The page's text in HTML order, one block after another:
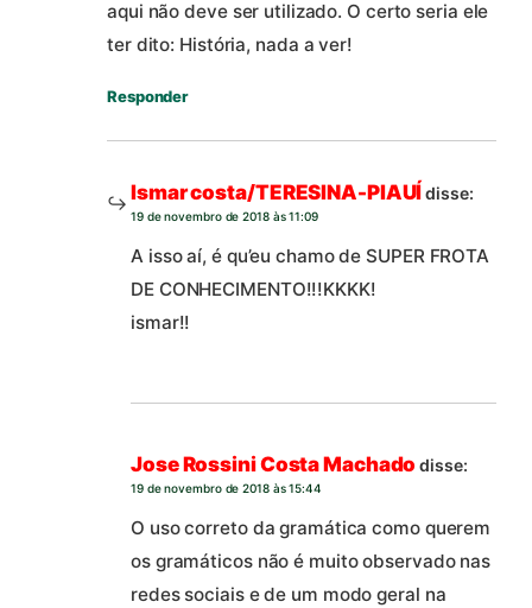
aqui não deve ser utilizado. O certo seria ele
ter dito: História, nada a ver!
Responder
Ismar costa/TERESINA-PIAUÍdisse:
19 de novembro de 2018 às 11:09
A isso aí, é qu’eu chamo de SUPER FROTA
DE CONHECIMENTO!!!KKKK!
ismar!!
Jose Rossini Costa Machado disse:
19 de novembro de 2018 às 15:44
O uso correto da gramática como querem
os gramáticos não é muito observado nas
redes sociais e de um modo geral na